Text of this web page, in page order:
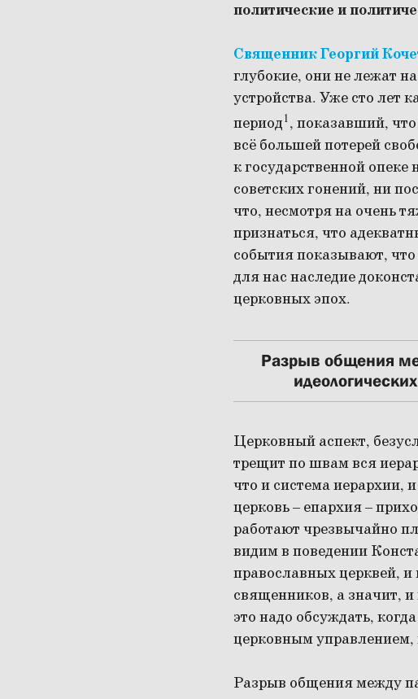
политические и
Священник Георгий
глубокие, они не лежат
устройства. Уже сто лет
период1, показавший,
всё большей потерей
к государственной
советских гонений, ни
что, несмотря на очень
признаться, что
события показывают, что
для нас наследие
церковных эпох.
Разрыв общения
Церковный аспект,
трещит по швам вся
что и система иерархии,
церковь – епархия –
работают чрезвычайно
видим в поведении
православных церквей, и
священников, а значит,
это надо обсуждать,
церковным
Разрыв общения между